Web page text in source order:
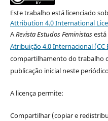
Este trabalho está licenciado
Attribution 4.0 International
ARevista Estudos Feministasestá
Atribuição 4.0 Internacional (CC
compartilhamento do trabalho
publicação inicial neste
A licença permite:
Compartilhar (copiar e